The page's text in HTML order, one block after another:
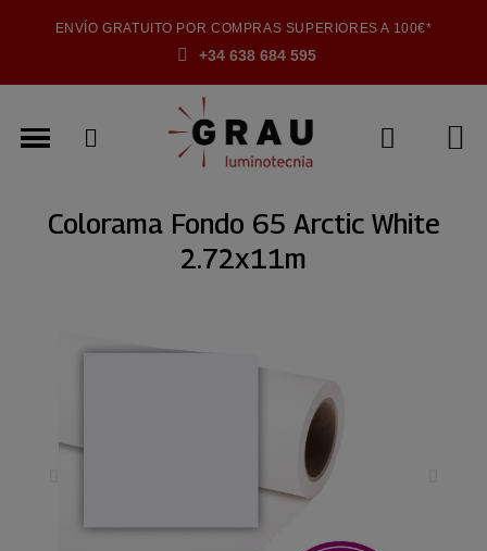
ENVÍO GRATUITO POR COMPRAS SUPERIORES A 100€*
+34 638 684 595
Colorama Fondo 65 Arctic White
2.72x11m